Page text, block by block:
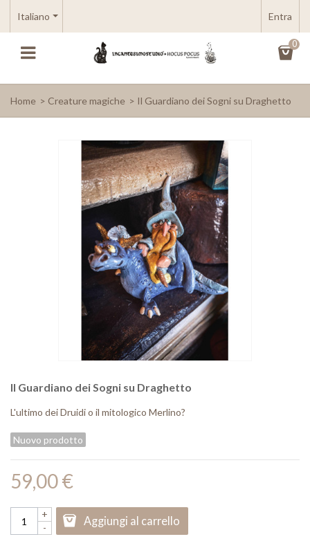
Italiano Entra
0
Home > Creature magiche > Il Guardiano dei Sogni su Draghetto
Il Guardiano dei Sogni su Draghetto
L'ultimo dei Druidi o il mitologico Merlino?
Nuovo prodotto
59,00 €
-
+
Aggiungi al carrello